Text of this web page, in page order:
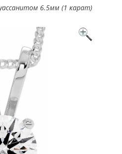
6.5мм (1 карат)